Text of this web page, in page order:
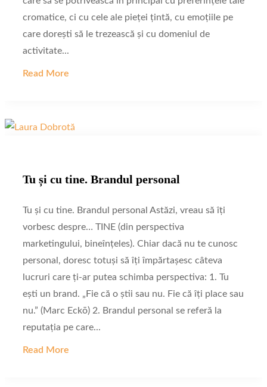
cromatice, ci cu cele ale pieței țintă, cu emoțiile pe
care dorești să le trezească și cu domeniul de
activitate...
Read More
Tu și cu tine. Brandul personal
Tu și cu tine. Brandul personal Astăzi, vreau să îți
vorbesc despre… TINE (din perspectiva
marketingului, bineînțeles). Chiar dacă nu te cunosc
personal, doresc totuși să îți împărtașesc câteva
lucruri care ți-ar putea schimba perspectiva: 1. Tu
ești un brand. „Fie că o știi sau nu. Fie că îți place sau
nu.” (Marc Eckō) 2. Brandul personal se referă la
reputația pe care...
Read More